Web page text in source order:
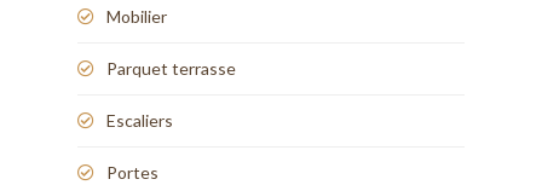
Mobilier
Parquet terrasse
Escaliers
Portes